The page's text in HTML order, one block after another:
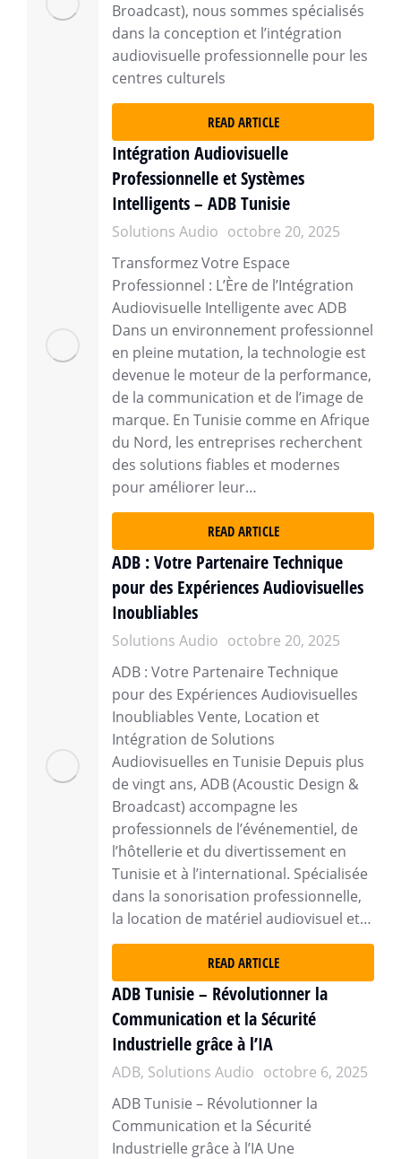
Broadcast), nous sommes spécialisés
dans la conception et l’intégration
audiovisuelle professionnelle pour les
centres culturels
READ ARTICLE
Intégration Audiovisuelle
Professionnelle et Systèmes
Intelligents – ADB Tunisie
Solutions Audio octobre 20, 2025
Transformez Votre Espace
Professionnel : L’Ère de l’Intégration
Audiovisuelle Intelligente avec ADB
Dans un environnement professionnel
en pleine mutation, la technologie est
devenue le moteur de la performance,
de la communication et de l’image de
marque. En Tunisie comme en Afrique
du Nord, les entreprises recherchent
des solutions fiables et modernes
pour améliorer leur…
READ ARTICLE
ADB : Votre Partenaire Technique
pour des Expériences Audiovisuelles
Inoubliables
Solutions Audio octobre 20, 2025
ADB : Votre Partenaire Technique
pour des Expériences Audiovisuelles
Inoubliables Vente, Location et
Intégration de Solutions
Audiovisuelles en Tunisie Depuis plus
de vingt ans, ADB (Acoustic Design &
Broadcast) accompagne les
professionnels de l’événementiel, de
l’hôtellerie et du divertissement en
Tunisie et à l’international. Spécialisée
dans la sonorisation professionnelle,
la location de matériel audiovisuel et…
READ ARTICLE
ADB Tunisie – Révolutionner la
Communication et la Sécurité
Industrielle grâce à l’IA
ADB, Solutions Audio octobre 6, 2025
ADB Tunisie – Révolutionner la
Communication et la Sécurité
Industrielle grâce à l’IA Une